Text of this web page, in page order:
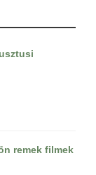
remek filmek